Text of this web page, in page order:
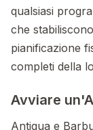
qualsiasi
che
pianificazione
completi della
Avviare
Antigua e